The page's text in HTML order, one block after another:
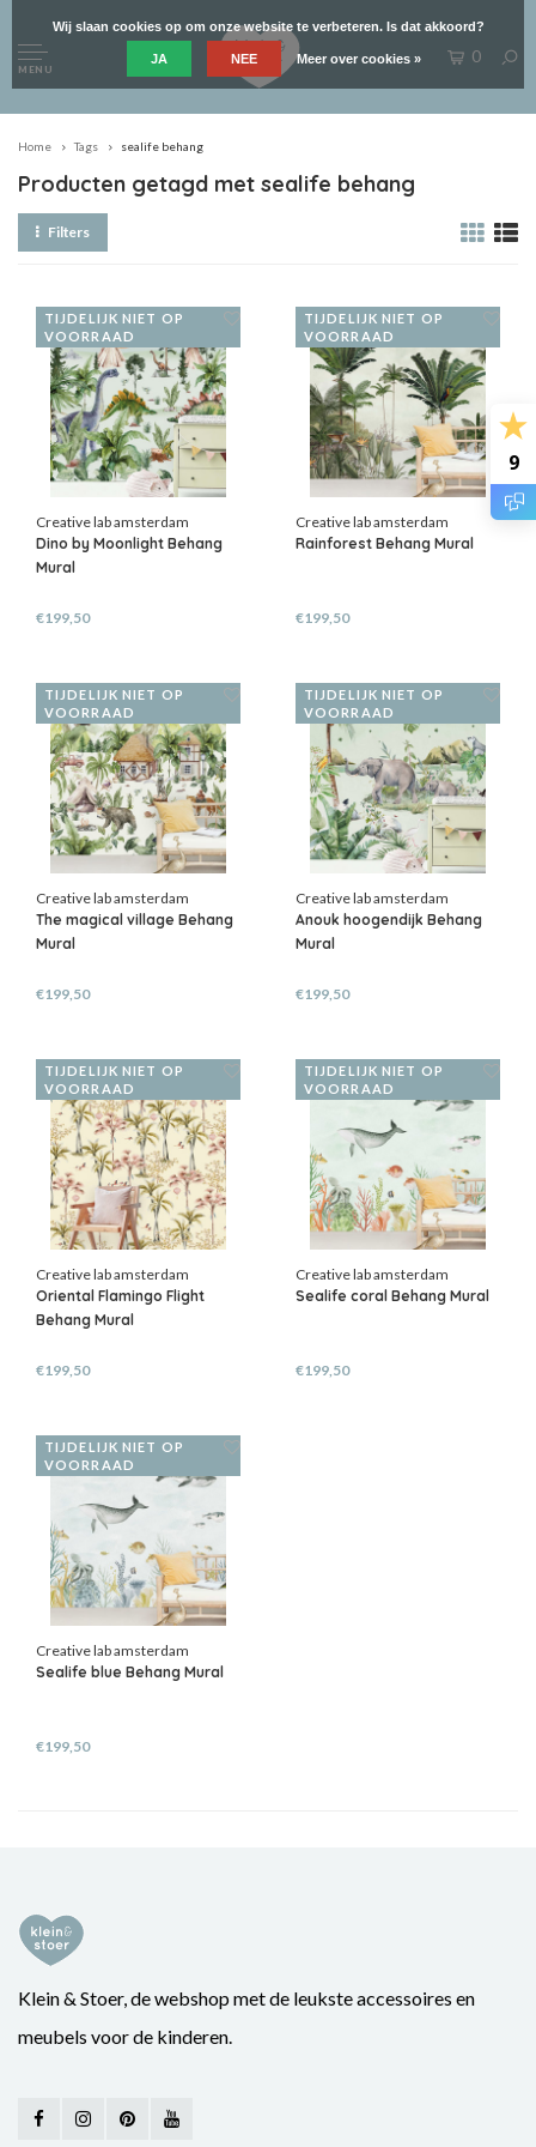
9
MENU
0
Home Tags sealife behang
Producten getagd met sealife behang
Filters
TIJDELIJK NIET OP
VOORRAAD
Creative lab amsterdam
Dino by Moonlight Behang
Mural
€199,50
TIJDELIJK NIET OP
VOORRAAD
Creative lab amsterdam
Rainforest Behang Mural
€199,50
TIJDELIJK NIET OP
VOORRAAD
Creative lab amsterdam
The magical village Behang
Mural
€199,50
TIJDELIJK NIET OP
VOORRAAD
Creative lab amsterdam
Anouk hoogendijk Behang
Mural
€199,50
TIJDELIJK NIET OP
VOORRAAD
Creative lab amsterdam
Oriental Flamingo Flight
Behang Mural
€199,50
TIJDELIJK NIET OP
VOORRAAD
Creative lab amsterdam
Sealife coral Behang Mural
€199,50
TIJDELIJK NIET OP
VOORRAAD
Creative lab amsterdam
Sealife blue Behang Mural
€199,50
Klein & Stoer, de webshop met de leukste accessoires en
meubels voor de kinderen.
Wij slaan cookies op om onze website te verbeteren. Is dat akkoord?
JA NEE Meer over cookies »